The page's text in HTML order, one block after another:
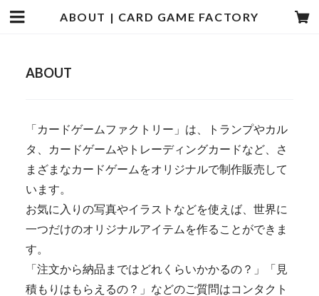
ABOUT | CARD GAME FACTORY
ABOUT
「カードゲームファクトリー」は、トランプやカル
タ、カードゲームやトレーディングカードなど、さ
まざまなカードゲームをオリジナルで制作販売して
います。
お気に入りの写真やイラストなどを使えば、世界に
一つだけのオリジナルアイテムを作ることができま
す。
「注文から納品まではどれくらいかかるの？」「見
積もりはもらえるの？」などのご質問はコンタクト